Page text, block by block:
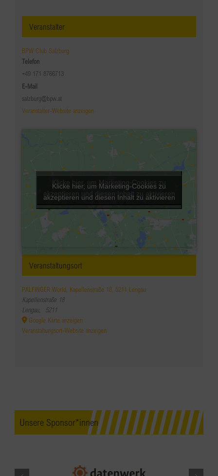
Veranstalter
BPW Club Salzburg
Telefon
+49 171 8766713
E-Mail
salzburg@bpw.at
Veranstalter-Website anzeigen
Veranstaltungsort
PALFINGER World, Kapellenstraße 18, 5211 Lengau
Kapellenstraße 18
Lengau,
5211
Google Karte anzeigen
Veranstaltungsort-Website anzeigen
Klicke hier, um Marketing-Cookies zu
akzeptieren und diesen Inhalt zu aktivieren
Klicke hier, um Marketing-Cookies zu
akzeptieren und diesen Inhalt zu aktivieren
Unsere Sponsor*innen